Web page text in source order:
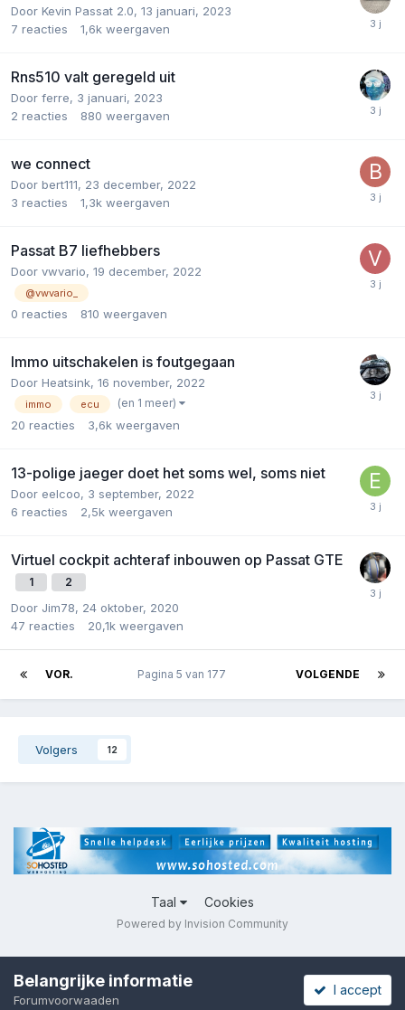
Door Kevin Passat 2.0, 13 januari, 2023
7 reacties 1,6k weergaven
Rns510 valt geregeld uit
Door ferre, 3 januari, 2023
2 reacties 880 weergaven
we connect
Door bert111, 23 december, 2022
3 reacties 1,3k weergaven
Passat B7 liefhebbers
Door vwvario, 19 december, 2022
@vwvario_
0 reacties 810 weergaven
Immo uitschakelen is foutgegaan
Door Heatsink, 16 november, 2022
immo ecu (en 1 meer)
20 reacties 3,6k weergaven
13-polige jaeger doet het soms wel, soms niet
Door eelcoo, 3 september, 2022
6 reacties 2,5k weergaven
Virtuel cockpit achteraf inbouwen op Passat GTE
1 2
Door Jim78, 24 oktober, 2020
47 reacties 20,1k weergaven
VOR. VOLGENDE
Pagina 5 van 177
Volgers 12
Taal Cookies
Powered by Invision Community
Belangrijke informatie
Forumvoorwaaden
I accept